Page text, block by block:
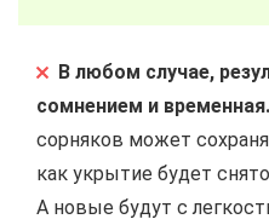
В любом случае,
сомнением и временная.
сорняков может
как укрытие будет
А новые будут с